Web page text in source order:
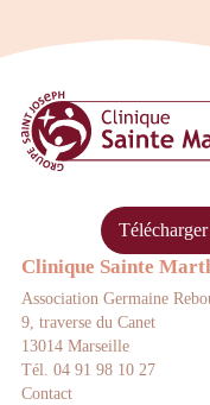
Clinique Sainte
Association Germaine
9, traverse du Canet
13014 Marseille
Tél. 04 91 98 10 27
Contact